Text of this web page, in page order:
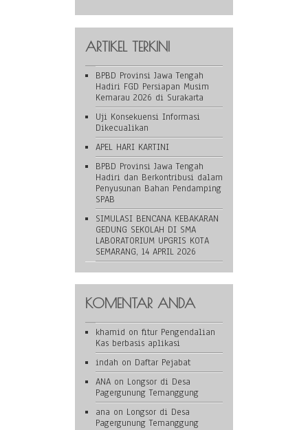
ARTIKEL TERKINI
BPBD Provinsi Jawa Tengah
Hadiri FGD Persiapan Musim
Kemarau 2026 di Surakarta
Uji Konsekuensi Informasi
Dikecualikan
APEL HARI KARTINI
BPBD Provinsi Jawa Tengah
Hadiri dan Berkontribusi dalam
Penyusunan Bahan Pendamping
SPAB
SIMULASI BENCANA KEBAKARAN
GEDUNG SEKOLAH DI SMA
LABORATORIUM UPGRIS KOTA
SEMARANG, 14 APRIL 2026
KOMENTAR ANDA
khamid on fitur Pengendalian
Kas berbasis aplikasi
indah on Daftar Pejabat
ANA on Longsor di Desa
Pagergunung Temanggung
ana on Longsor di Desa
Pagergunung Temanggung